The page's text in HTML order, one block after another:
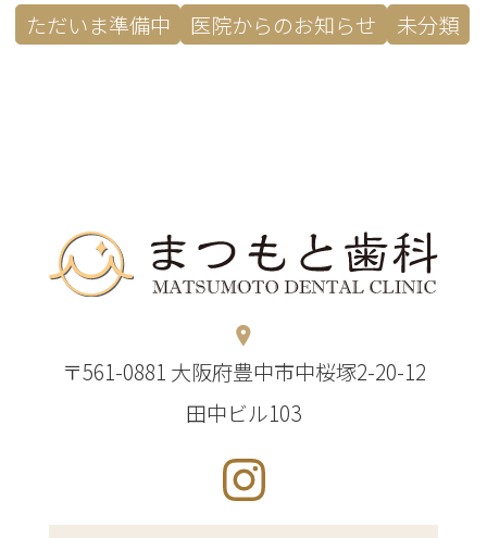
ただいま準備中 医院からのお知らせ 未分類
〒561-0881 大阪府豊中市中桜塚2-20-12
田中ビル103